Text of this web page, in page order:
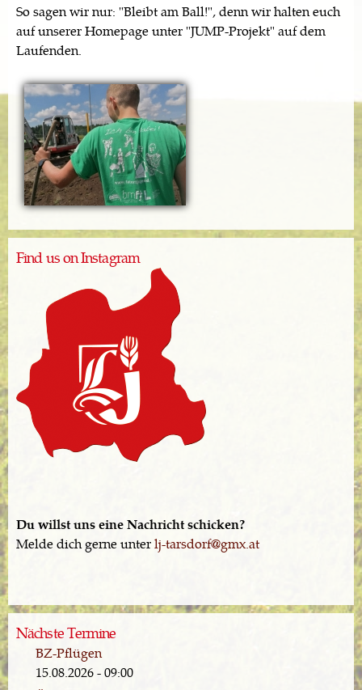
So sagen wir nur: "Bleibt am Ball!", denn wir halten euch
auf unserer Homepage unter "JUMP-Projekt" auf dem
Laufenden.
Find us on Instagram
Du willst uns eine Nachricht schicken?
Melde dich gerne unterlj-tarsdorf@gmx.at
Nächste Termine
BZ-Pflügen
15.08.2026 - 09:00